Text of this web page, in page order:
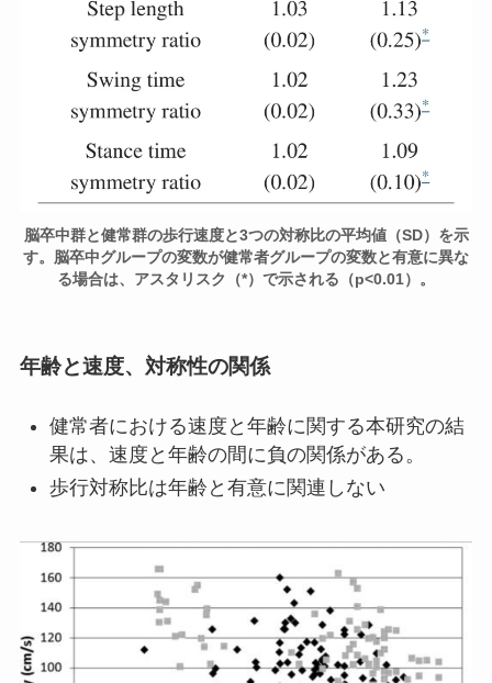
脳卒中群と健常群の歩行速度と3つの対称比の平均値（SD）を示
す。脳卒中グループの変数が健常者グループの変数と有意に異な
る場合は、アスタリスク（*）で示される（p<0.01）。
年齢と速度、対称性の関係
健常者における速度と年齢に関する本研究の結
果は、速度と年齢の間に負の関係がある。
歩行対称比は年齢と有意に関連しない